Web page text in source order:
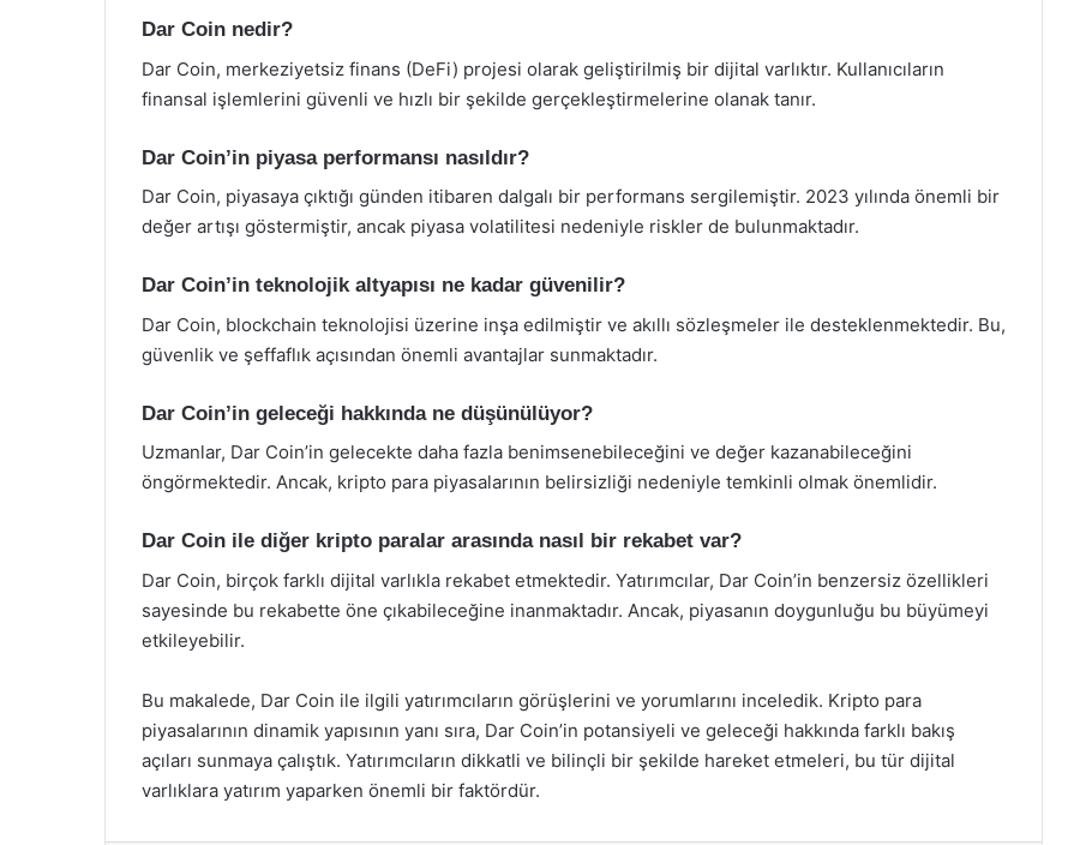
Dar Coin nedir?
Dar Coin, merkeziyetsiz finans (DeFi) projesi olarak geliştirilmiş bir dijital varlıktır. Kullanıcıların
finansal işlemlerini güvenli ve hızlı bir şekilde gerçekleştirmelerine olanak tanır.
Dar Coin’in piyasa performansı nasıldır?
Dar Coin, piyasaya çıktığı günden itibaren dalgalı bir performans sergilemiştir. 2023 yılında önemli bir
değer artışı göstermiştir, ancak piyasa volatilitesi nedeniyle riskler de bulunmaktadır.
Dar Coin’in teknolojik altyapısı ne kadar güvenilir?
Dar Coin, blockchain teknolojisi üzerine inşa edilmiştir ve akıllı sözleşmeler ile desteklenmektedir. Bu,
güvenlik ve şeffaflık açısından önemli avantajlar sunmaktadır.
Dar Coin’in geleceği hakkında ne düşünülüyor?
Uzmanlar, Dar Coin’in gelecekte daha fazla benimsenebileceğini ve değer kazanabileceğini
öngörmektedir. Ancak, kripto para piyasalarının belirsizliği nedeniyle temkinli olmak önemlidir.
Dar Coin ile diğer kripto paralar arasında nasıl bir rekabet var?
Dar Coin, birçok farklı dijital varlıkla rekabet etmektedir. Yatırımcılar, Dar Coin’in benzersiz özellikleri
sayesinde bu rekabette öne çıkabileceğine inanmaktadır. Ancak, piyasanın doygunluğu bu büyümeyi
etkileyebilir.
Bu makalede, Dar Coin ile ilgili yatırımcıların görüşlerini ve yorumlarını inceledik. Kripto para
piyasalarının dinamik yapısının yanı sıra, Dar Coin’in potansiyeli ve geleceği hakkında farklı bakış
açıları sunmaya çalıştık. Yatırımcıların dikkatli ve bilinçli bir şekilde hareket etmeleri, bu tür dijital
varlıklara yatırım yaparken önemli bir faktördür.